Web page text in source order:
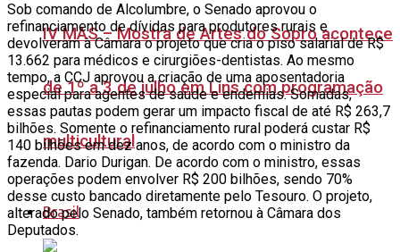
IV MAS – Mostra de Artes do Sopro acontece
de 1º a 3 de julho em Lins com programação
multicultural
Brasil
Sob comando de Alcolumbre, o Senado aprovou o
refinanciamento de dívidas para produtores rurais e
devolveram à Câmara o projeto que cria o piso salarial de R$
13.662 para médicos e cirurgiões-dentistas. Ao mesmo
tempo, a CCJ aprovou a criação de uma aposentadoria
especial para agentes de saúde e endemias. Somadas,
essas pautas podem gerar um impacto fiscal de até R$ 263,7
bilhões. Somente o refinanciamento rural poderá custar R$
140 bilhões em dez anos, de acordo com o ministro da
fazenda. Dario Durigan. De acordo com o ministro, essas
operações podem envolver R$ 200 bilhões, sendo 70%
desse custo bancado diretamente pelo Tesouro. O projeto,
alterado pelo Senado, também retornou à Câmara dos
Deputados.